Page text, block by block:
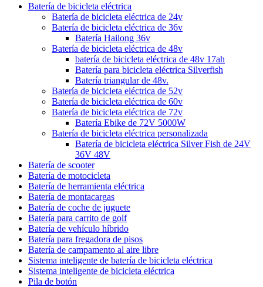
Batería de bicicleta eléctrica
Batería de bicicleta eléctrica de 24v
Batería de bicicleta eléctrica de 36v
Batería Hailong 36v
Batería de bicicleta eléctrica de 48v
batería de bicicleta eléctrica de 48v 17ah
Batería para bicicleta eléctrica Silverfish
Batería triangular de 48v.
Batería de bicicleta eléctrica de 52v
Batería de bicicleta eléctrica de 60v
Batería de bicicleta eléctrica de 72v
Batería Ebike de 72V 5000W
Batería de bicicleta eléctrica personalizada
Batería de bicicleta eléctrica Silver Fish de 24V
36V 48V
Batería de scooter
Batería de motocicleta
Batería de herramienta eléctrica
Batería de montacargas
Batería de coche de juguete
Batería para carrito de golf
Batería de vehículo híbrido
Batería para fregadora de pisos
Batería de campamento al aire libre
Sistema inteligente de batería de bicicleta eléctrica
Sistema inteligente de bicicleta eléctrica
Pila de botón